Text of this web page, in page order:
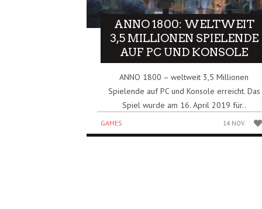
ANNO 1800: WELTWEIT
3,5 MILLIONEN SPIELENDE
AUF PC UND KONSOLE
ANNO 1800 – weltweit 3,5 Millionen
Spielende auf PC und Konsole erreicht. Das
Spiel wurde am 16. April 2019 für..
GAMES 14 NOV.